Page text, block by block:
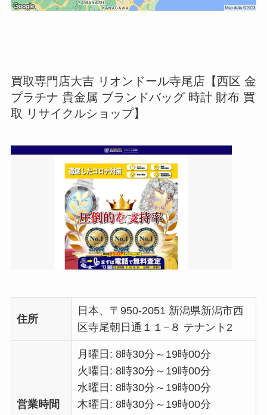
買取専門店大吉 リオンドール寺尾店【西区 金
プラチナ 貴金属 ブランドバッグ 時計 財布 買
取 リサイクルショップ】
住所
日本、〒950-2051 新潟県新潟市西
区寺尾朝日通１１−８ テナント2
営業時間
月曜日: 8時30分～19時00分
火曜日: 8時30分～19時00分
水曜日: 8時30分～19時00分
木曜日: 8時30分～19時00分